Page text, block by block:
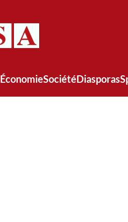
ÉconomieSociétéDiasporas